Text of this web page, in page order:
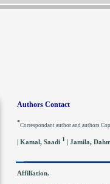
Authors Contact
*Correspondant author and authors
| Kamal, Saadi 1 | Jamila,
Affiliation.